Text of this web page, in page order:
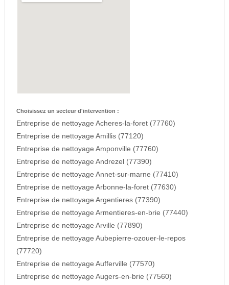
Choisissez un secteur d'intervention :
Entreprise de nettoyage Acheres-la-foret (77760)
Entreprise de nettoyage Amillis (77120)
Entreprise de nettoyage Amponville (77760)
Entreprise de nettoyage Andrezel (77390)
Entreprise de nettoyage Annet-sur-marne (77410)
Entreprise de nettoyage Arbonne-la-foret (77630)
Entreprise de nettoyage Argentieres (77390)
Entreprise de nettoyage Armentieres-en-brie (77440)
Entreprise de nettoyage Arville (77890)
Entreprise de nettoyage Aubepierre-ozouer-le-repos
(77720)
Entreprise de nettoyage Aufferville (77570)
Entreprise de nettoyage Augers-en-brie (77560)